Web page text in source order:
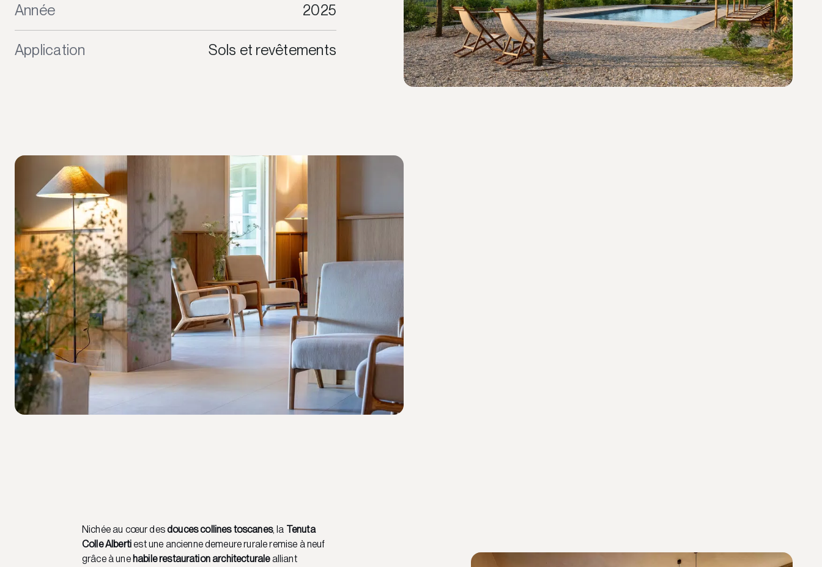
Année 2025
Application Sols et revêtements
Nichée au cœur desdouces collines toscanes, la Tenuta
Colle Albertiest une ancienne demeure rurale remise à neuf
grâce à une habile restauration architecturalealliant